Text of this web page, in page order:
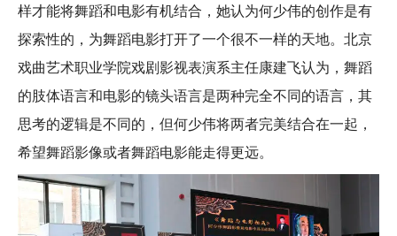
样才能将舞蹈和电影有机结合，她认为何少伟的创作是有
探索性的，为舞蹈电影打开了一个很不一样的天地。北京
戏曲艺术职业学院戏剧影视表演系主任康建飞认为，舞蹈
的肢体语言和电影的镜头语言是两种完全不同的语言，其
思考的逻辑是不同的，但何少伟将两者完美结合在一起，
希望舞蹈影像或者舞蹈电影能走得更远。